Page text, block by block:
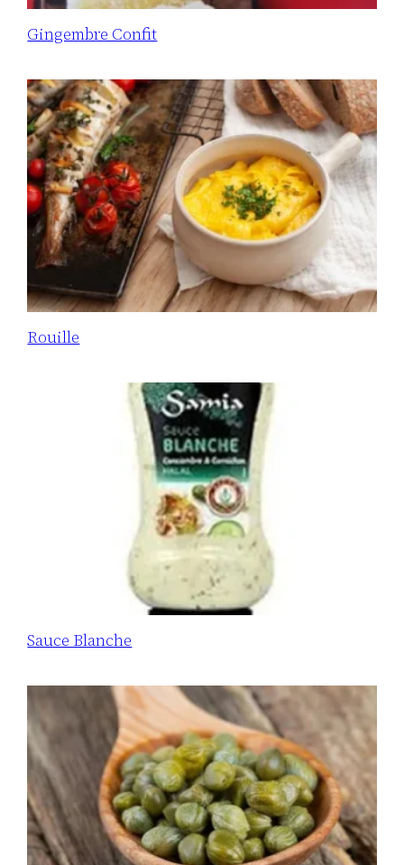
Gingembre Confit
Rouille
Sauce Blanche